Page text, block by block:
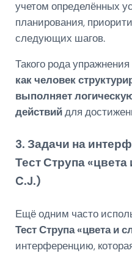
учетом определённых
планирования,
следующих шагов.
Такого рода упражнения
как человек
выполняет
действийдля
3. Задачи на
Тест Струпа
C.J.)
Ещё одним часто
Тест Струпа «цвета и
интерференцию,